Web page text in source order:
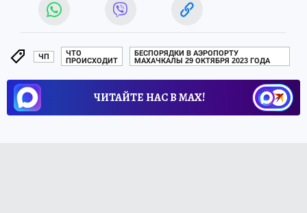
ЧП
ЧТО
ПРОИСХОДИТ
БЕСПОРЯДКИ В АЭРОПОРТУ
МАХАЧКАЛЫ 29 ОКТЯБРЯ 2023 ГОДА
ЧИТАЙТЕ НАС В МАХ!